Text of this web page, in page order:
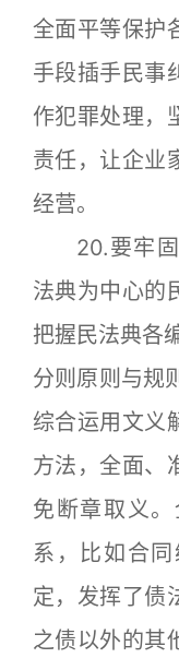
全面平等保护
手段插手民事
作犯罪处理，
责任，让企业
经营。
20.要牢固
法典为中心的
把握民法典各
分则原则与规
综合运用文义
方法，全面、
免断章取义
系，比如合
定，发挥了债
之债以外的其